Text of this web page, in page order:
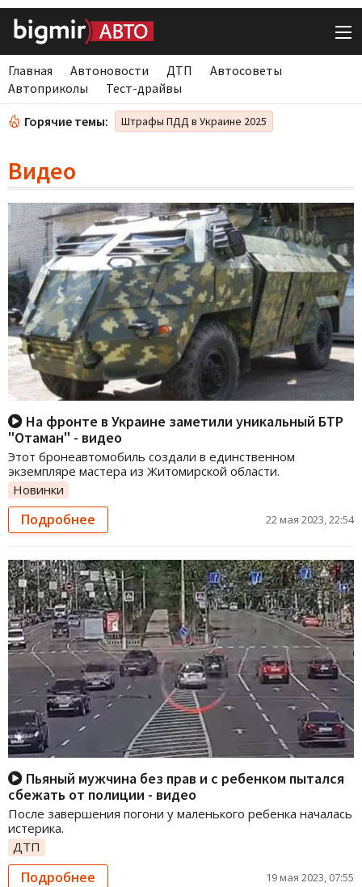
Главная Автоновости ДТП
Автосоветы
Автоприколы
Тест-драйвы
Горячие темы: Штрафы ПДД в Украине 2025
Видео
На фронте в Украине заметили уникальный БТР
"Отаман" - видео
Этот бронеавтомобиль создали в единственном
экземпляре мастера из Житомирской области.
Новинки
Подробнее 22 мая 2023, 22:54
Пьяный мужчина без прав и с ребенком пытался
сбежать от полиции - видео
После завершения погони у маленького ребенка началась
истерика.
ДТП
Подробнее 19 мая 2023, 07:55